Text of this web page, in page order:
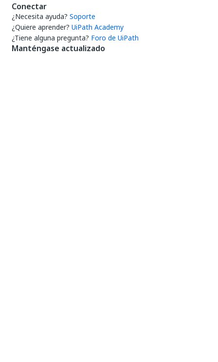
Conectar
¿Necesita ayuda? Soporte
¿Quiere aprender? UiPath Academy
¿Tiene alguna pregunta? Foro de UiPath
Manténgase actualizado